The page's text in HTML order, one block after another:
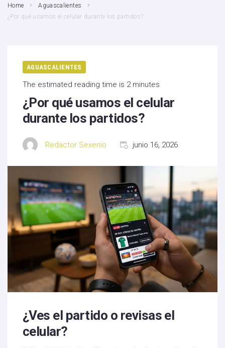
Home
Aguascalientes
¿Por qué usamos el celular durante los partidos?
AGUASCALIENTES
The estimated reading time is 2 minutes
¿Por qué usamos el celular
durante los partidos?
Redactor Sexenio junio 16, 2026
¿Ves el partido o revisas el
celular?